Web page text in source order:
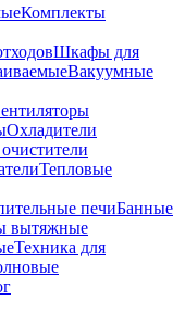
Комплекты
Шкафы для
Вакуумные
Охладители
Тепловые
печиБанные
вытяжные
Техника для